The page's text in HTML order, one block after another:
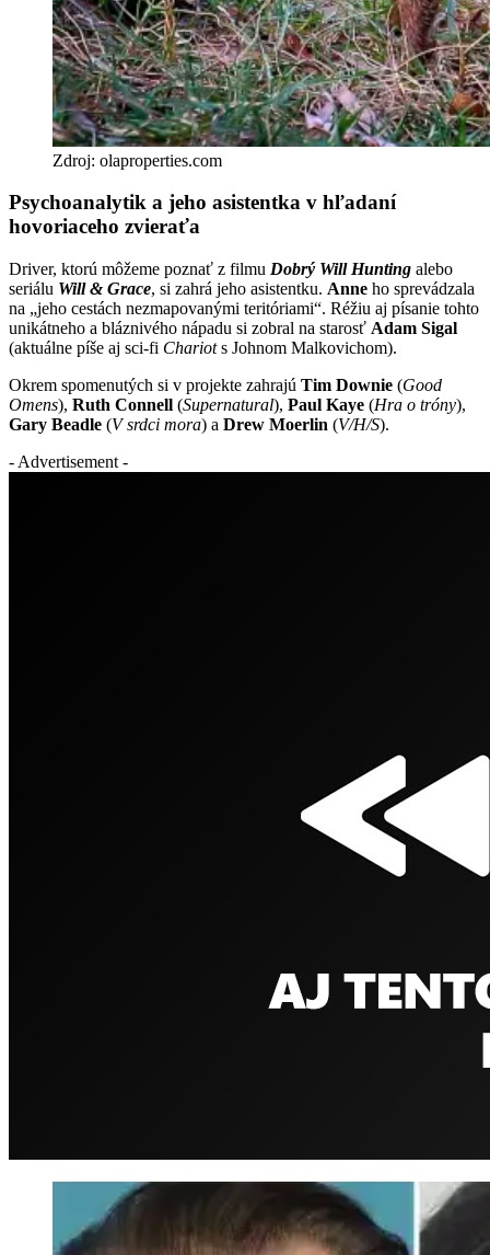
Zdroj: olaproperties.com
Psychoanalytik a jeho asistentka v hľadaní
hovoriaceho zvieraťa
Driver, ktorú môžeme poznať z filmu Dobrý Will Hunting alebo
seriálu Will & Grace, si zahrá jeho asistentku. Anne ho sprevádzala
na „jeho cestách nezmapovanými teritóriami“. Réžiu aj písanie tohto
unikátneho a bláznivého nápadu si zobral na starosť Adam Sigal
(aktuálne píše aj sci-fi Chariots Johnom Malkovichom).
Okrem spomenutých si v projekte zahrajú Tim Downie (Good
Omens), Ruth Connell (Supernatural), Paul Kaye (Hra o tróny),
Gary Beadle (V srdci mora) a Drew Moerlin (V/H/S).
- Advertisement -